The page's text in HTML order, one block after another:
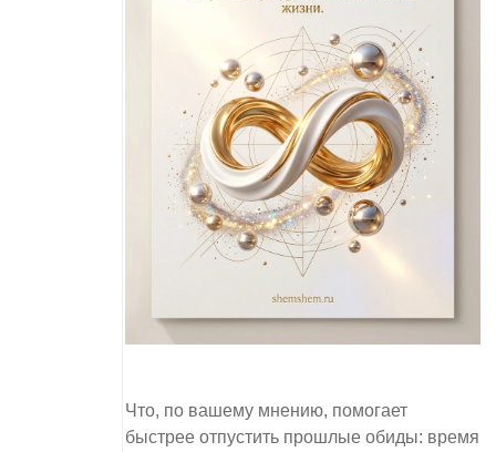
Что, по вашему мнению, помогает
быстрее отпустить прошлые обиды: время